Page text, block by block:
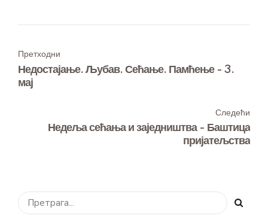
Претходни
Недостајање. Љубав. Сећање. Памћење - 3.
мај
Следећи
Недеља сећања и заједништва - Баштица
пријатељства